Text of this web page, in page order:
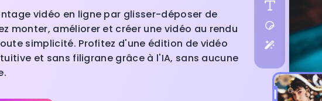
vidéo en ligne par glisser-déposer de
monter, améliorer et créer une vidéo au rendu
simplicité. Profitez d'une édition de vidéo
et sans filigrane grâce à l'IA, sans aucune